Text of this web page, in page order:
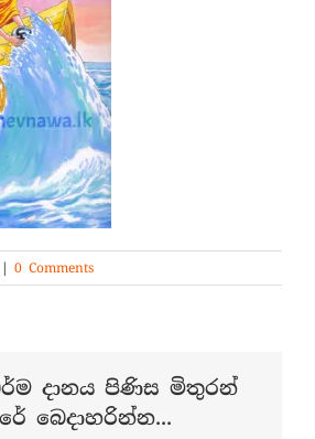
| 0 Comments
දානය පිණිස මිතුරන්
බෙදාහරින්න...